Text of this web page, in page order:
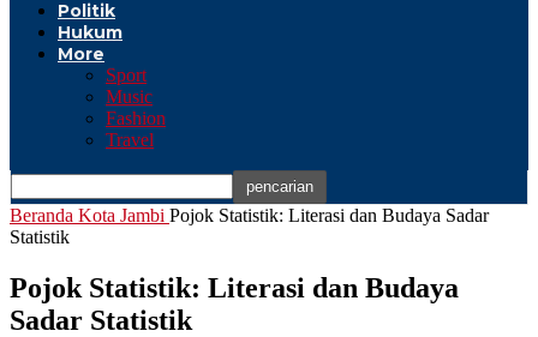
Politik
Hukum
More
Sport
Music
Fashion
Travel
Beranda Kota Jambi Pojok Statistik: Literasi dan Budaya Sadar
Statistik
Pojok Statistik: Literasi dan Budaya
Sadar Statistik